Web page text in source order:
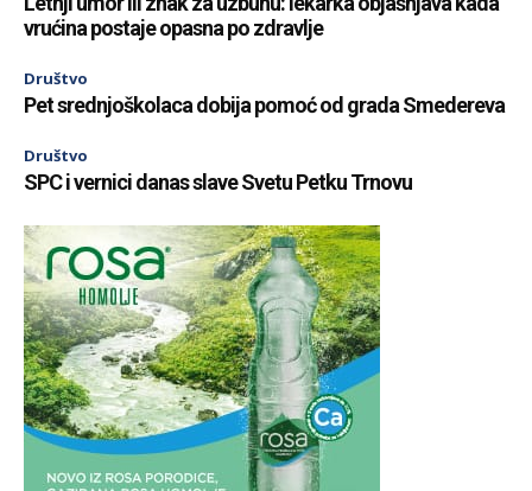
vrućina postaje opasna po zdravlje
Društvo
Pet srednjoškolaca dobija pomoć od grada Smedereva
Društvo
SPC i vernici danas slave Svetu Petku Trnovu